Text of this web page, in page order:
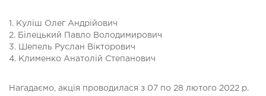
1. Куліш Олег Андрійович
2. Білецький Павло Володимирович
3. Шепель Руслан Вікторович
4. Клименко Анатолій Степанович
Нагадаємо, акція проводилася з 07 по 28 лютого 2022 р.